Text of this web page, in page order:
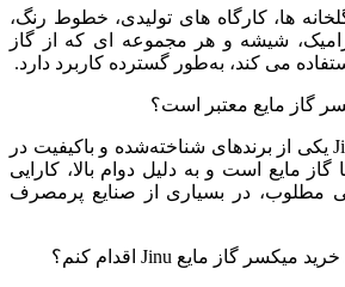
ها، کارگاه‌ های تولیدی، خطوط رنگ،
شیشه و هر مجموعه‌ ای که از گاز
می‌ کند، به‌طور گسترده کاربرد دارد.
بله. میکسر گاز مایع Jinu یکی از برندهای شناخته‌شده و باکیفیت در
مایع است و به دلیل دوام بالا، کارایی
مطلوب، در بسیاری از صنایع پرمصرف